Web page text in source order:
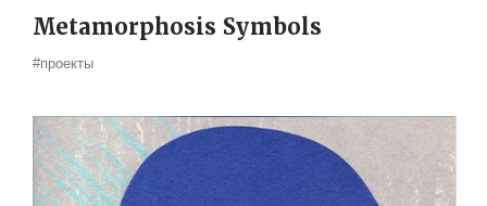
Metamorphosis Symbols
#проекты